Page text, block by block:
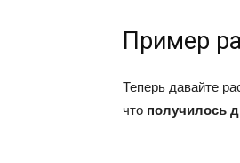
Пример
Теперь давайте
что получилось